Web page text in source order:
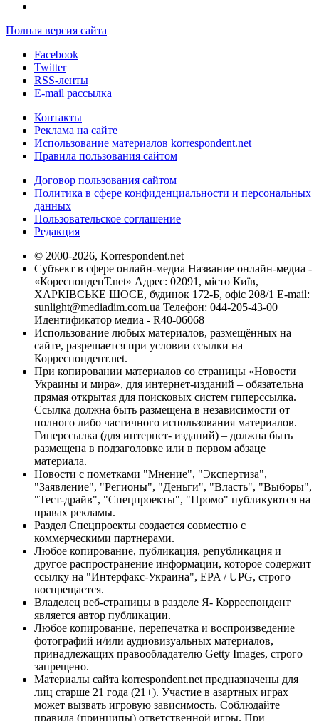
Полная версия сайта
Facebook
Twitter
RSS-ленты
E-mail рассылка
Контакты
Реклама на сайте
Использование материалов korrespondent.net
Правила пользования сайтом
Договор пользования сайтом
Политика в сфере конфиденциальности и персональных
данных
Пользовательское соглашение
Редакция
© 2000-2026, Korrespondent.net
Субъект в сфере онлайн-медиа Название онлайн-медиа -
«КореспонденТ.net» Адрес: 02091, місто Київ,
ХАРКІВСЬКЕ ШОСЕ, будинок 172-Б, офіс 208/1 E-mail:
sunlight@mediadim.com.ua Телефон: 044-205-43-00
Идентификатор медиа - R40-06068
Использование любых материалов, размещённых на
сайте, разрешается при условии ссылки на
Корреспондент.net.
При копировании материалов со страницы «Новости
Украины и мира», для интернет-изданий – обязательна
прямая открытая для поисковых систем гиперссылка.
Ссылка должна быть размещена в независимости от
полного либо частичного использования материалов.
Гиперссылка (для интернет- изданий) – должна быть
размещена в подзаголовке или в первом абзаце
материала.
Новости с пометками "Мнение", "Экспертиза",
"Заявление", "Регионы", "Деньги", "Власть", "Выборы",
"Тест-драйв", "Спецпроекты", "Промо" публикуются на
правах рекламы.
Раздел Спецпроекты создается совместно с
коммерческими партнерами.
Любое копирование, публикация, републикация и
другое распространение информации, которое содержит
ссылку на "Интерфакс-Украина", EPA / UPG, строго
воспрещается.
Владелец веб-страницы в разделе Я- Корреспондент
является автор публикации.
Любое копирование, перепечатка и воспроизведение
фотографий и/или аудиовизуальных материалов,
принадлежащих правообладателю Getty Images, строго
запрещено.
Материалы сайта korrespondent.net предназначены для
лиц старше 21 года (21+). Участие в азартных играх
может вызвать игровую зависимость. Соблюдайте
правила (принципы) ответственной игры. При